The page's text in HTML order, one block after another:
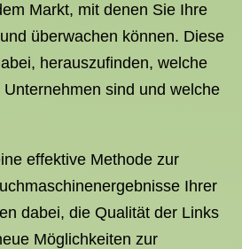
Markt, mit denen Sie Ihre
überwachen können. Diese
herauszufinden, welche
sind und welche
effektive Methode zur
Ihrer
dabei, die Qualität der Links
Möglichkeiten zur